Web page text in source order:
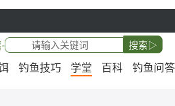
- 搜索▷
钓鱼技巧 学堂 百科 钓鱼问答